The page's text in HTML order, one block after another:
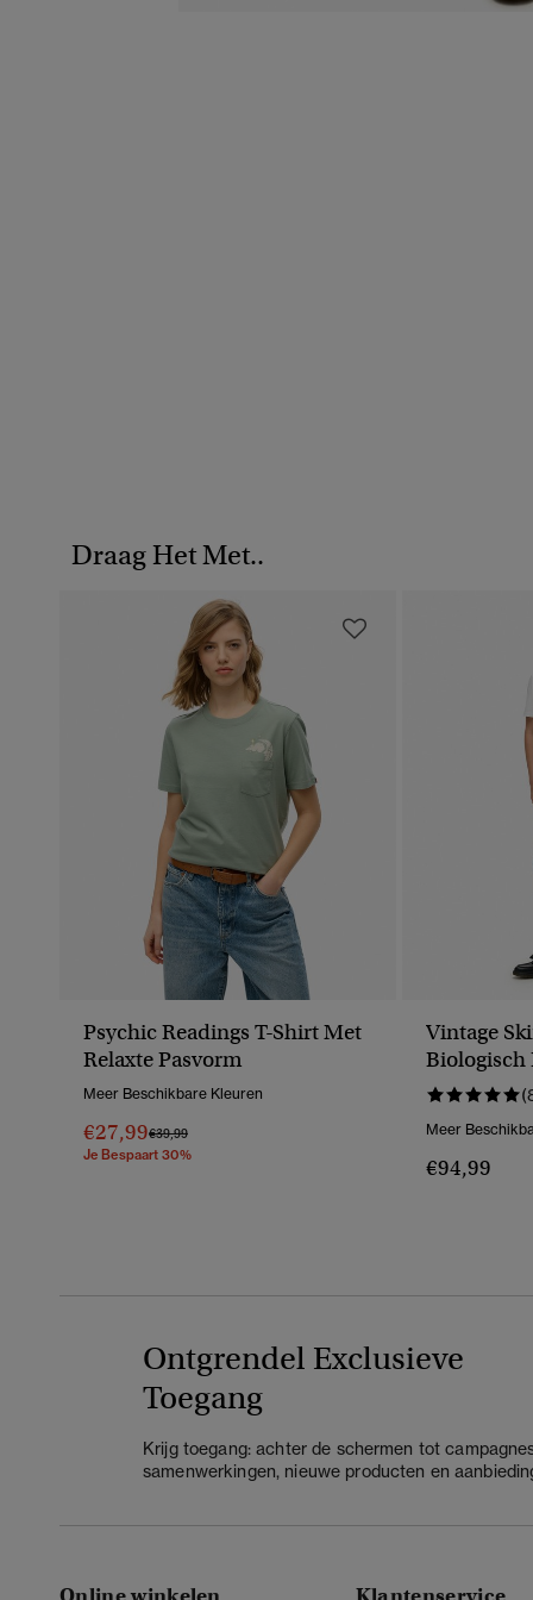
Draag Het Met..
Psychic Readings T-Shirt Met
Relaxte Pasvorm
Meer Beschikbare Kleuren
€27,99Prijs Verlaagd Van
€39,99Naar
Je Bespaart 30%
Vintage
Biologisch
Meer
€94,99
Ontgrendel Exclusieve
Toegang
Krijg toegang: achter de schermen tot
samenwerkingen, nieuwe producten en